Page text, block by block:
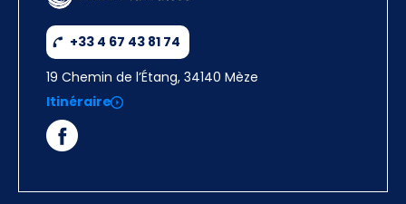
+33 4 67 43 81 74
19 Chemin de l’Étang, 34140 Mèze
Itinéraire